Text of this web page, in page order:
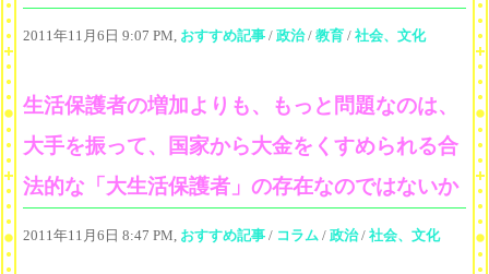
2011年11月6日 9:07 PM, おすすめ記事 / 政治/ 教育 / 社会、文化
生活保護者の増加よりも、もっと問題なのは、
大手を振って、国家から大金をくすめられる合
法的な「大生活保護者」の存在なのではないか
2011年11月6日 8:47 PM, おすすめ記事 / コラム / 政治/ 社会、文化